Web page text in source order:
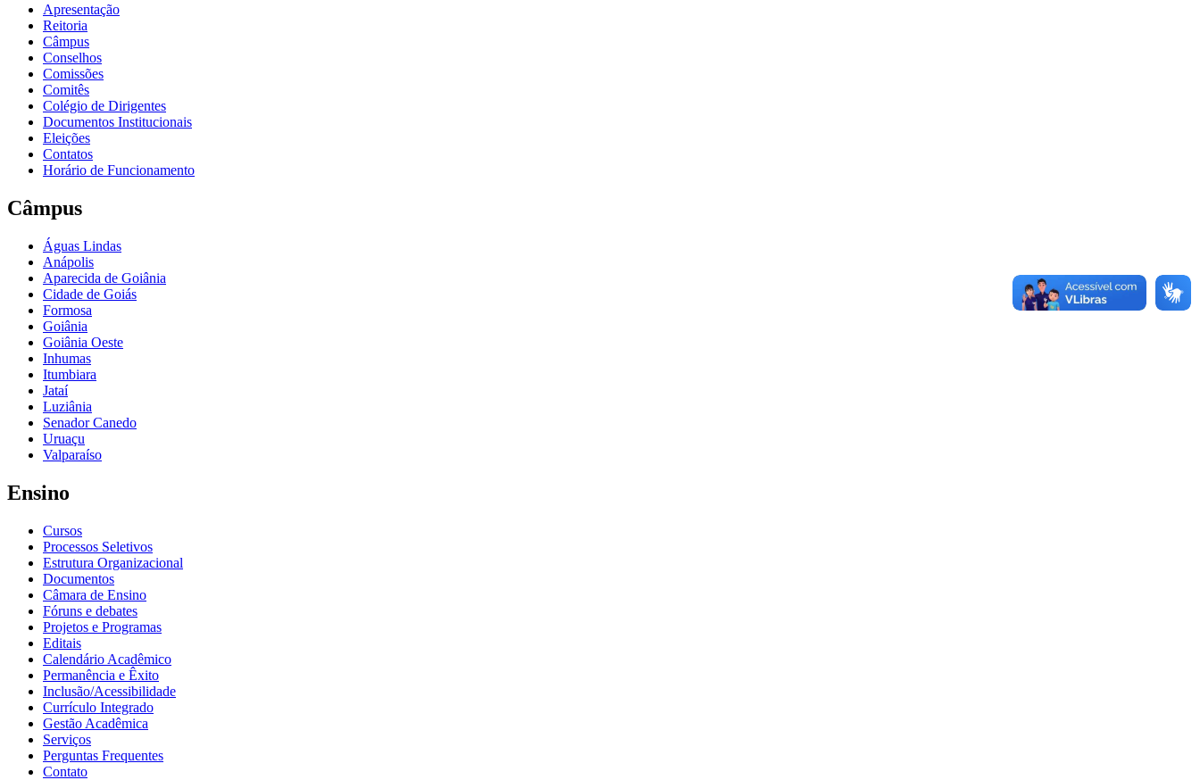
Apresentação
Reitoria
Câmpus
Conselhos
Comissões
Comitês
Colégio de Dirigentes
Documentos Institucionais
Eleições
Contatos
Horário de Funcionamento
Câmpus
Águas Lindas
Anápolis
Aparecida de Goiânia
Cidade de Goiás
Formosa
Goiânia
Goiânia Oeste
Inhumas
Itumbiara
Jataí
Luziânia
Senador Canedo
Uruaçu
Valparaíso
Ensino
Cursos
Processos Seletivos
Estrutura Organizacional
Documentos
Câmara de Ensino
Fóruns e debates
Projetos e Programas
Editais
Calendário Acadêmico
Permanência e Êxito
Inclusão/Acessibilidade
Currículo Integrado
Gestão Acadêmica
Serviços
Perguntas Frequentes
Contato